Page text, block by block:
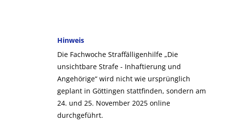
Hinweis
Die Fachwoche Straffälligenhilfe „Die
unsichtbare Strafe - Inhaftierung und
Angehörige“ wird nicht wie ursprünglich
geplant in Göttingen stattfinden, sondern am
24. und 25. November 2025 online
durchgeführt.